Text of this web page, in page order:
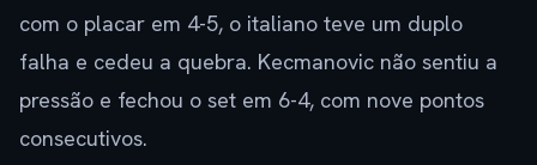
com o placar em 4-5, o italiano teve um duplo
falha e cedeu a quebra. Kecmanovic não sentiu a
pressão e fechou o set em 6-4, com nove pontos
consecutivos.